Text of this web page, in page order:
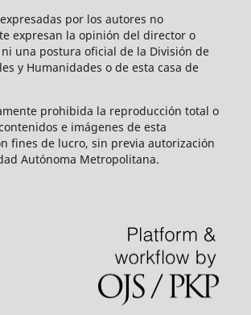
por los autores no
expresan la opinión del director o
una postura oficial de la División de
y Humanidades o de esta casa de
prohibida la reproducción total o
e imágenes de esta
fines de lucro, sin previa autorización
Autónoma Metropolitana.